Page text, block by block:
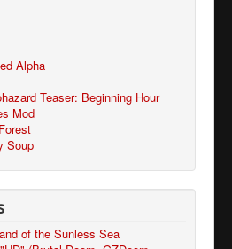
Alpha
Teaser: Beginning Hour
Mod
Soup
of the Sunless Sea